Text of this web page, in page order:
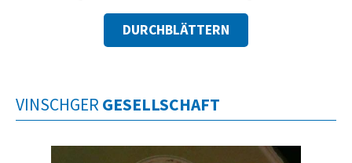
DURCHBLÄTTERN
VINSCHGER GESELLSCHAFT